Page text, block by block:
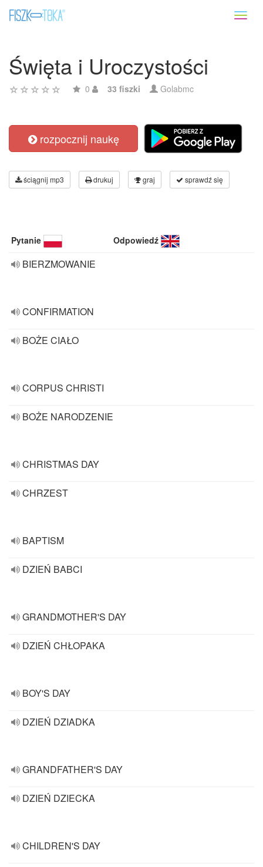
Święta i Uroczystości
0 33 fiszki Golabmc
rozpocznij naukę
ściągnij mp3 drukuj graj sprawdź się
Pytanie Odpowiedź
BIERZMOWANIE
CONFIRMATION
BOŻE CIAŁO
CORPUS CHRISTI
BOŻE NARODZENIE
CHRISTMAS DAY
CHRZEST
BAPTISM
DZIEŃ BABCI
GRANDMOTHER'S DAY
DZIEŃ CHŁOPAKA
BOY'S DAY
DZIEŃ DZIADKA
GRANDFATHER'S DAY
DZIEŃ DZIECKA
CHILDREN'S DAY